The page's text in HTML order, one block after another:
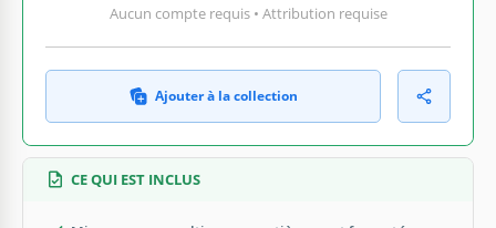
Aucun compte requis • Attribution requise
Ajouter à la collection
CE QUI EST INCLUS